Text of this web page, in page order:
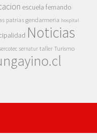
escuela fernando
patriasgendarmeria hospital
Noticias
sernatur taller Turismo